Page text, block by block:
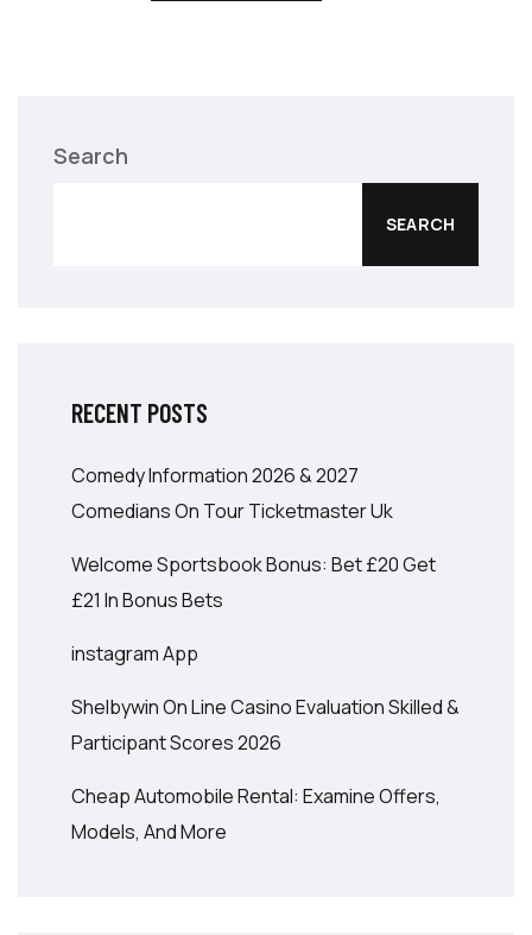
Search
SEARCH
RECENT POSTS
Comedy Information 2026 & 2027
Comedians On Tour Ticketmaster Uk
Welcome Sportsbook Bonus: Bet £20 Get
£21 In Bonus Bets
‎instagram App
Shelbywin On Line Casino Evaluation Skilled &
Participant Scores 2026
Cheap Automobile Rental: Examine Offers,
Models, And More